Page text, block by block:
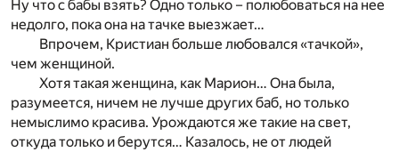
Ну что с бабы взять? Одно только – полюбоваться на нее
недолго, пока она на тачке выезжает…
Впрочем, Кристиан больше любовался «тачкой»,
чем женщиной.
Хотя такая женщина, как Марион… Она была,
разумеется, ничем не лучше других баб, но только
немыслимо красива. Урождаются же такие на свет,
откуда только и берутся… Казалось, не от людей